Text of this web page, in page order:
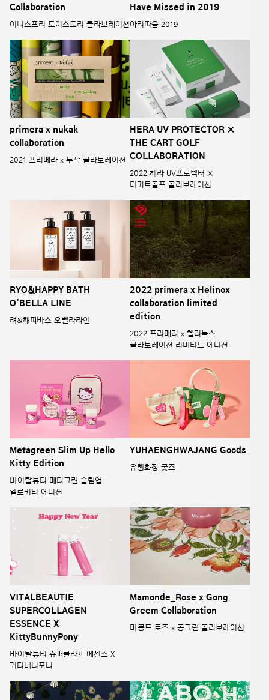
Collaboration
이니스프리 토이스토리 콜라보레이션
Have Missed in 2019
아리따움 2019
primera x nukak
collaboration
2021 프리메라 x 누깍 콜라보레이션
HERA UV PROTECTOR ×
THE CART GOLF
COLLABORATION
2022 헤라 UV프로텍터 ×
더카트골프 콜라보레이션
RYO&HAPPY BATH
O’BELLA LINE
려&해피바스 오벨라라인
2022 primera x Helinox
collaboration limited
edition
2022 프리메라 x 헬리녹스
콜라보레이션 리미티드 에디션
Metagreen Slim Up Hello
Kitty Edition
바이탈뷰티 메타그린 슬림업
헬로키티 에디션
YUHAENGHWAJANG Goods
유행화장 굿즈
VITALBEAUTIE
SUPERCOLLAGEN
ESSENCE X
KittyBunnyPony
바이탈뷰티 슈퍼콜라겐 에센스 X
키티버니포니
Mamonde_Rose x Gong
Greem Collaboration
마몽드 로즈 x 공그림 콜라보레이션